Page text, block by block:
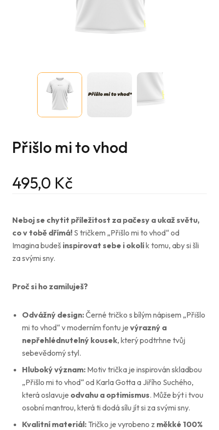
Přišlo mi to vhod
495,0 Kč
Neboj se chytit příležitost za pačesy a ukaž světu,
co v tobě dřímá! S tričkem „Přišlo mi to vhod“ od
Imagina budeš inspirovat sebe i okolík tomu, aby si šli
za svými sny.
Proč si ho zamiluješ?
Odvážný design:Černé tričko s bílým nápisem „Přišlo
mi to vhod“ v moderním fontu je výrazný a
nepřehlédnutelný kousek, který podtrhne tvůj
sebevědomý styl.
Hluboký význam: Motiv trička je inspirován skladbou
„Přišlo mi to vhod“ od Karla Gotta a Jiřího Suchého,
která oslavuje odvahu a optimismus. Může být i tvou
osobní mantrou, která ti dodá sílu jít si za svými sny.
Kvalitní materiál: Tričko je vyrobeno z měkké 100%